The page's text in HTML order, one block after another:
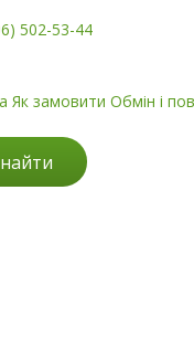
502-53-44
Як замовити Обмін і